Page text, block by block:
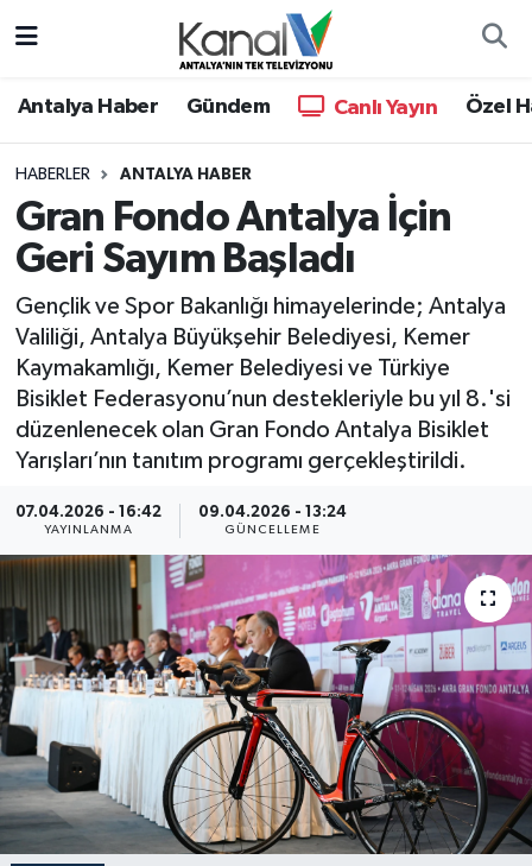
Antalya Haber Gündem Canlı Yayın Özel
HABERLER ANTALYA HABER
Gran Fondo Antalya İçin
Geri Sayım Başladı
Gençlik ve Spor Bakanlığı himayelerinde; Antalya
Valiliği, Antalya Büyükşehir Belediyesi, Kemer
Kaymakamlığı, Kemer Belediyesi ve Türkiye
Bisiklet Federasyonu’nun destekleriyle bu yıl 8.'si
düzenlenecek olan Gran Fondo Antalya Bisiklet
Yarışları’nın tanıtım programı gerçekleştirildi.
07.04.2026 - 16:42
YAYINLANMA
09.04.2026 - 13:24
GÜNCELLEME
Antalya Haber
Dünya
Eğitim
Ekonomi
Gündem
Günün Manşetleri
Haber Kuşakları
Haberler
KANALV Spor
Kültür Sanat
Magazin
Öğle Bülteni
Hava Durumu
Trafik Durumu
Süper Lig Puan Durumu ve Fikstür
Tüm Manşetler
Son Dakika Haberleri
Haber Arşivi